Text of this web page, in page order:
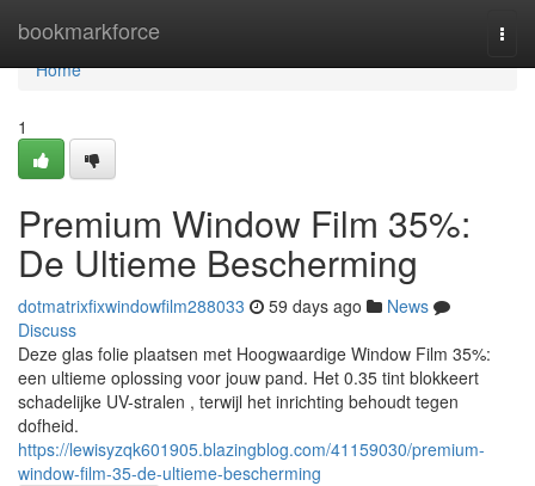
bookmarkforce
Home
Home
1
Premium Window Film 35%:
De Ultieme Bescherming
dotmatrixfixwindowfilm288033 59 days ago
News
Discuss
Deze glas folie plaatsen met Hoogwaardige Window Film 35%:
een ultieme oplossing voor jouw pand. Het 0.35 tint blokkeert
schadelijke UV-stralen , terwijl het inrichting behoudt tegen
dofheid.
https://lewisyzqk601905.blazingblog.com/41159030/premium-
window-film-35-de-ultieme-bescherming